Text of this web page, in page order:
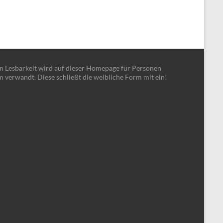
Lesbarkeit wird auf dieser Homepage für Personen
verwandt. Diese schließt die weibliche Form mit ein!